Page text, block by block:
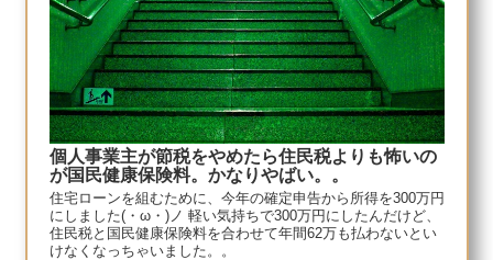
個人事業主が節税をやめたら住民税よりも怖いの
が国民健康保険料。かなりやばい。。
住宅ローンを組むために、今年の確定申告から所得を300万円
にしました(・ω・)ノ 軽い気持ちで300万円にしたんだけど、
住民税と国民健康保険料を合わせて年間62万も払わないとい
けなくなっちゃいました。。